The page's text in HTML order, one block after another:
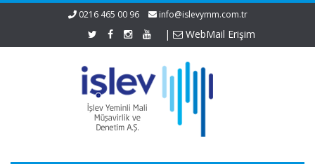
0216 465 00 96 info@islevymm.com.tr
| WebMail Erişim